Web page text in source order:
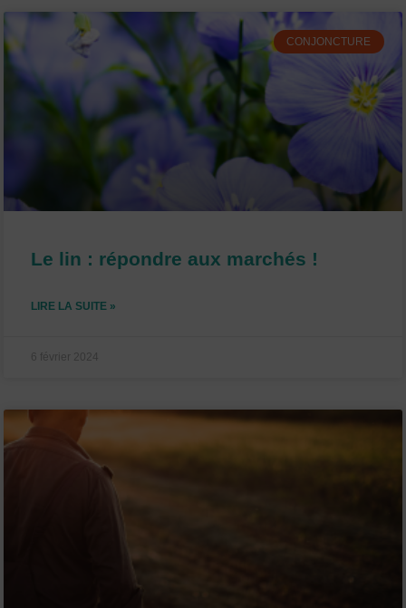
CONJONCTURE
Le lin : répondre aux marchés !
LIRE LA SUITE »
6 février 2024